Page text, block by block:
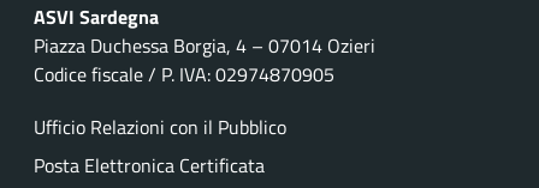
ASVI Sardegna
Piazza Duchessa Borgia, 4 – 07014 Ozieri
Codice fiscale / P. IVA: 02974870905
Ufficio Relazioni con il Pubblico
Posta Elettronica Certificata